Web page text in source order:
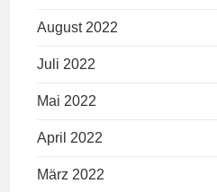
August 2022
Juli 2022
Mai 2022
April 2022
März 2022